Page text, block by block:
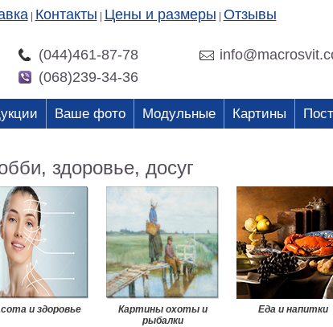
Контакты Цены и размеры Отзывы
(044)461-87-78
(068)239-34-36
Ваше фото Модульные Картины
здоровье, досуг
и здоровье
Картины охоты и
рыбалки
Еда и напитки